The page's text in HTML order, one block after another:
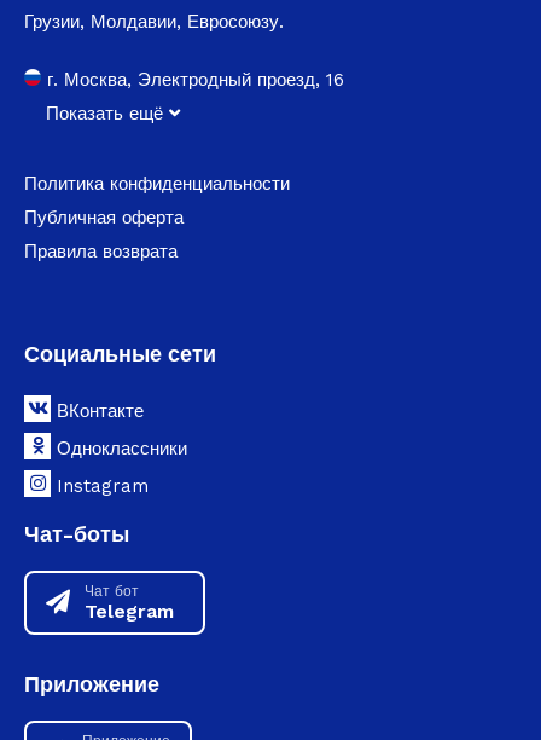
Грузии, Молдавии, Евросоюзу.
г. Москва, Электродный проезд, 16
Показать ещё
Политика конфиденциальности
Публичная оферта
Правила возврата
Социальные сети
ВКонтакте
Одноклассники
Instagram
Чат-боты
Чат бот
Telegram
Приложение